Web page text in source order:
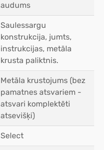
audums
Saulessargu
konstrukcija, jumts,
instrukcijas, metāla
krusta paliktnis.
Metāla krustojums (bez
pamatnes atsvariem -
atsvari komplektēti
atsevišķi)
Select